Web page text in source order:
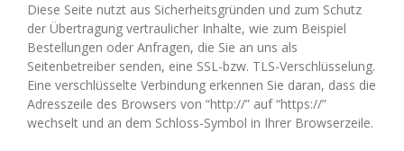
Diese Seite nutzt aus Sicherheitsgründen und zum Schutz
der Übertragung vertraulicher Inhalte, wie zum Beispiel
Bestellungen oder Anfragen, die Sie an uns als
Seitenbetreiber senden, eine SSL-bzw. TLS-Verschlüsselung.
Eine verschlüsselte Verbindung erkennen Sie daran, dass die
Adresszeile des Browsers von “http://” auf “https://”
wechselt und an dem Schloss-Symbol in Ihrer Browserzeile.